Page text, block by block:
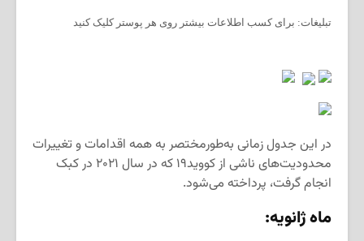
تبلیغات: برای کسب اطلاعات بیشتر روی هر پوستر کلیک کنید
در این جدول زمانی به‌طورمختصر به همه اقدامات و تغییرات
محدودیت‌های ناشی از کووید۱۹ که در سال ۲۰۲۱ در کبک
انجام گرفت، پرداخته می‌شود.
ماه ژانویه: